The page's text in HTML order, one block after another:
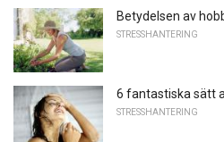
Betydelsen av
STRESSHANTERING
6 fantastiska sätt
STRESSHANTERING